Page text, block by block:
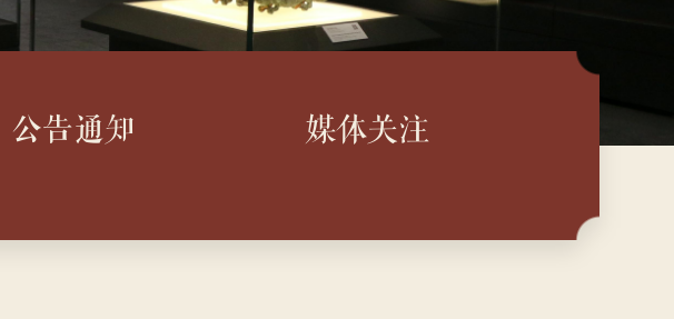
公告通知 媒体关注